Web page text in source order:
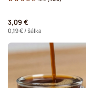
Starbucks® – kapsuly
Kaffekapslen – kapsuly
Starbucks® Grande –
3,09 €
0,19 €/ šálka